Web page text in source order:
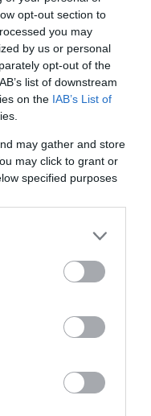
opt-out section to
you may
by us or personal
opt-out of the
list of downstream
on the IAB’s List of
may gather and store
may click to grant or
specified purposes